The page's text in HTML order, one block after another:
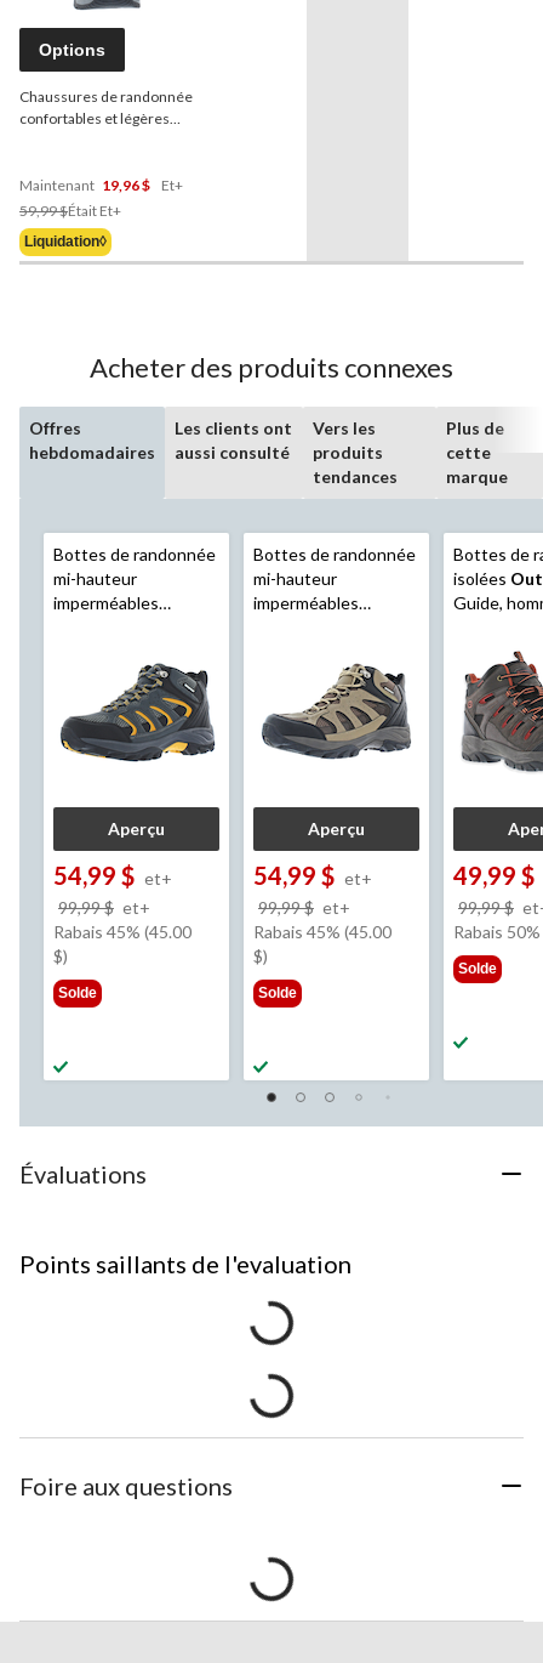
Options
Chaussures de randonnée
confortables et légères
Maintenant 19,96 $
Et+
59,99 $Était Et+Prix
À
Liquidation◊
Acheter des produits connexes
Offres
hebdomadaires
Les clients ont
aussi consulté
Vers les
produits
tendances
Plus de
cette
marque
Bottes de randonnée
mi-hauteur
imperméables
Aperçu
54,99 $ et+
99,99 $ et+
était
Rabais 45% (45.00
$)
Solde
Bottes de randonnée
mi-hauteur
imperméables
Aperçu
54,99 $ et+
99,99 $ et+
était
Rabais 45% (45.00
$)
Solde
Bottes de
isolées
Guide,
49,99 $
99,99 $
Rabais 50%
Solde
Évaluations
Points saillants de l'evaluation
Foire aux questions